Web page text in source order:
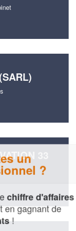
33
?
d'affaireset
de